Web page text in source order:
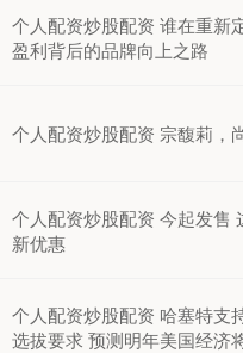
个人配资炒股配资 谁在重新
盈利背后的品牌向上之路
个人配资炒股配资 宗馥莉，
个人配资炒股配资 今起发售
新优惠
个人配资炒股配资 哈塞特支
选拔要求 预测明年美国经济